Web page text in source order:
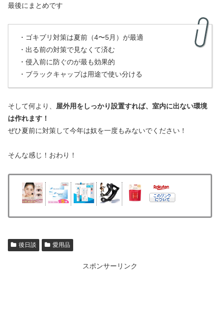
最後にまとめです
・ゴキブリ対策は夏前（4〜5月）が最適
・出る前の対策で見なくて済む
・侵入前に防ぐのが最も効果的
・ブラックキャップは用途で使い分ける
そして何より、 屋外用をしっかり設置すれば、室内に出ない環境
は作れます！
ぜひ夏前に対策して今年は奴を一度もみないでください！
そんな感じ！おわり！
後日談 愛用品
スポンサーリンク